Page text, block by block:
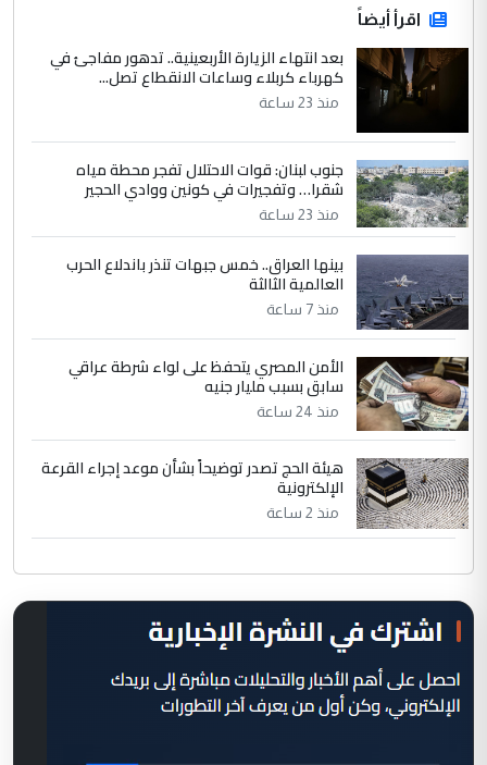
اقرأ أيضاً
بعد انتهاء الزيارة الأربعينية.. تدهور مفاجئ في
كهرباء كربلاء وساعات الانقطاع تصل...
منذ 23 ساعة
جنوب لبنان: قوات الاحتلال تفجر محطة مياه
شقرا… وتفجيرات في كونين ووادي الحجير
منذ 23 ساعة
بينها العراق.. خمس جبهات تنذر باندلاع الحرب
العالمية الثالثة
منذ 7 ساعة
الأمن المصري يتحفظ على لواء شرطة عراقي
سابق بسبب مليار جنيه
منذ 24 ساعة
هيئة الحج تصدر توضيحاً بشأن موعد إجراء القرعة
الإلكترونية
منذ 2 ساعة